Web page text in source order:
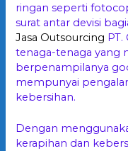
ringan seperti
surat antar devisi
Jasa Outsourcing PT.
tenaga-tenaga yang
berpenampilanya
mempunyai
kebersihan.
Dengan
kerapihan dan